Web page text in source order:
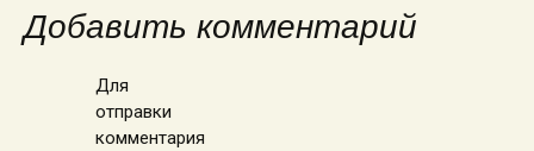
Добавить комментарий
Для
отправки
комментария